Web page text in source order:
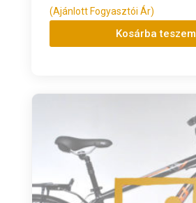
(Ajánlott Fogyasztói Ár)
Kosárba teszem